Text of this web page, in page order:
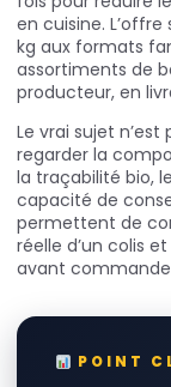
en cuisine.
kg aux formats
assortiments de
producteur, en
Le vrai sujet
regarder la
la traçabilité bio,
capacité de
permettent de
réelle d’un colis
avant
POINT